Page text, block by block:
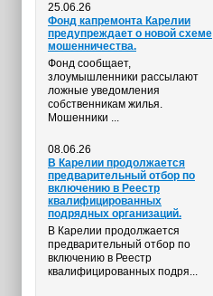
25.06.26
Фонд капремонта Карелии
предупреждает о новой схеме
мошенничества.
Фонд сообщает,
злоумышленники рассылают
ложные уведомления
собственникам жилья.
Мошенники ...
08.06.26
В Карелии продолжается
предварительный отбор по
включению в Реестр
квалифицированных
подрядных организаций.
В Карелии продолжается
предварительный отбор по
включению в Реестр
квалифицированных подря...